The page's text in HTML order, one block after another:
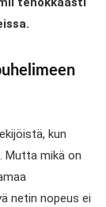
kun
Mutta mikä on
netin nopeus ei